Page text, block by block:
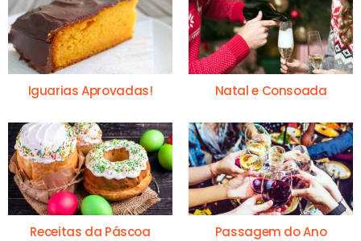
Iguarias Aprovadas! Natal e Consoada
Receitas da Páscoa Passagem do Ano